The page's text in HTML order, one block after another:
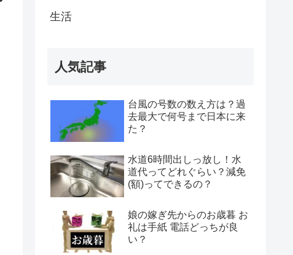
生活
人気記事
台風の号数の数え方は？過
去最大で何号まで日本に来
た？
水道6時間出しっ放し！水
道代ってどれぐらい？減免
(額)ってできるの？
娘の嫁ぎ先からのお歳暮 お
礼は手紙 電話どっちが良
い？